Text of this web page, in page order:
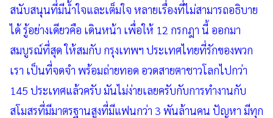
สนับสนุนที่มีน้ำใจและเต็มใจ หลายเรื่องที่ไม่สามารถอธิบาย
ได้ รู้อย่างเดียวคือ เดินหน้า เพื่อให้ 12 กรกฎา นี้ ออกมา
สมบูรณ์ที่สุด ให้สมกับ กรุงเทพฯ ประเทศไทยที่รักของพวก
เรา เป็นที่จดจำ พร้อมถ่ายทอด อวดสายตาชาวโลกไปกว่า
145 ประเทศแล้วครับ มันไม่ง่ายเลยครับกับการทำงานกับ
สโมสรที่มีมาตรฐานสูงที่มีแฟนกว่า 3 พันล้านคน ปัญหา มีทุก